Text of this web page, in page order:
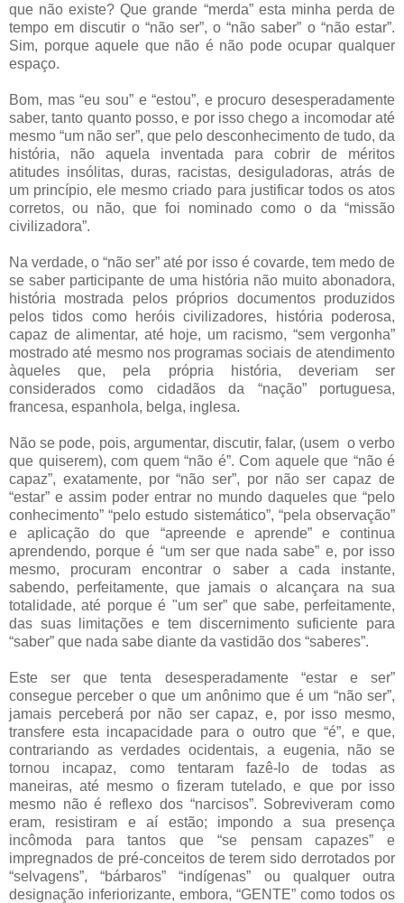
que não existe? Que grande “merda” esta minha perda de
tempo em discutir o “não ser”, o “não saber” o “não estar”.
Sim, porque aquele que não é não pode ocupar qualquer
espaço.
Bom, mas “eu sou” e “estou”, e procuro desesperadamente
saber, tanto quanto posso, e por isso chego a incomodar até
mesmo “um não ser”, que pelo desconhecimento de tudo, da
história, não aquela inventada para cobrir de méritos
atitudes insólitas, duras, racistas, desiguladoras, atrás de
um princípio, ele mesmo criado para justificar todos os atos
corretos, ou não, que foi nominado como o da “missão
civilizadora”.
Na verdade, o “não ser” até por isso é covarde, tem medo de
se saber participante de uma história não muito abonadora,
história mostrada pelos próprios documentos produzidos
pelos tidos como heróis civilizadores, história poderosa,
capaz de alimentar, até hoje, um racismo, “sem vergonha”
mostrado até mesmo nos programas sociais de atendimento
àqueles que, pela própria história, deveriam ser
considerados como cidadãos da “nação” portuguesa,
francesa, espanhola, belga, inglesa.
Não se pode, pois, argumentar, discutir, falar, (usem o verbo
que quiserem), com quem “não é”. Com aquele que “não é
capaz”, exatamente, por “não ser”, por não ser capaz de
“estar” e assim poder entrar no mundo daqueles que “pelo
conhecimento” “pelo estudo sistemático”, “pela observação”
e aplicação do que “apreende e aprende” e continua
aprendendo, porque é “um ser que nada sabe” e, por isso
mesmo, procuram encontrar o saber a cada instante,
sabendo, perfeitamente, que jamais o alcançara na sua
totalidade, até porque é "um ser” que sabe, perfeitamente,
das suas limitações e tem discernimento suficiente para
“saber” que nada sabe diante da vastidão dos “saberes”.
Este ser que tenta desesperadamente “estar e ser”
consegue perceber o que um anônimo que é um “não ser”,
jamais perceberá por não ser capaz, e, por isso mesmo,
transfere esta incapacidade para o outro que “é”, e que,
contrariando as verdades ocidentais, a eugenia, não se
tornou incapaz, como tentaram fazê-lo de todas as
maneiras, até mesmo o fizeram tutelado, e que por isso
mesmo não é reflexo dos “narcisos”. Sobreviveram como
eram, resistiram e aí estão; impondo a sua presença
incômoda para tantos que “se pensam capazes” e
impregnados de pré-conceitos de terem sido derrotados por
“selvagens”, “bárbaros” “indígenas” ou qualquer outra
designação inferiorizante, embora, “GENTE” como todos os